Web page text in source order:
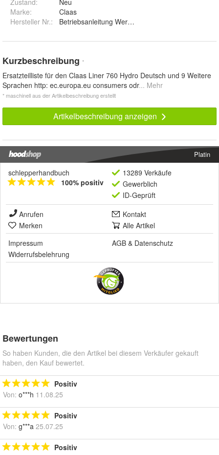
Marke:
Claas
Hersteller Nr.:
Betriebsanleitung Werkstatthandbuch
Kurzbeschreibung *
Ersatzteilliste für den Claas Liner 760 Hydro Deutsch und 9 Weitere
Sprachen http: ec.europa.eu consumers odr... Mehr
* maschinell aus der Artikelbeschreibung erstellt
Artikelbeschreibung anzeigen
Platin
schlepperhandbuch
100% positiv
13289 Verkäufe
Gewerblich
ID-Geprüft
Anrufen
Kontakt
Merken
Alle Artikel
Impressum
AGB & Datenschutz
Widerrufsbelehrung
Bewertungen
So haben Kunden, die den Artikel bei diesem Verkäufer gekauft
haben, den Kauf bewertet.
Positiv
Von: o***h 11.08.25
Positiv
Von: g***a 25.07.25
Positiv